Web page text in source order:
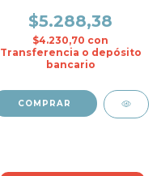
$5.288,38
$4.230,70 con
Transferencia o depósito
bancario